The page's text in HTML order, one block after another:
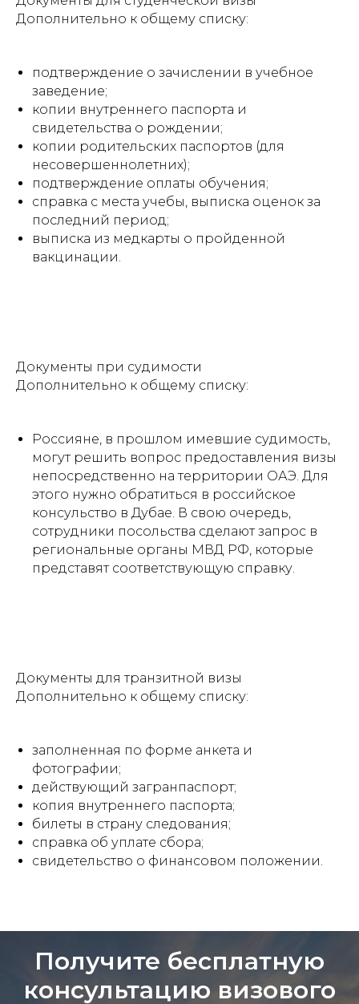
Дополнительно к общему списку:
подтверждение о зачислении в учебное
заведение;
копии внутреннего паспорта и
свидетельства о рождении;
копии родительских паспортов (для
несовершеннолетних);
подтверждение оплаты обучения;
справка с места учебы, выписка оценок за
последний период;
выписка из медкарты о пройденной
вакцинации.
Документы при судимости
Дополнительно к общему списку:
Россияне, в прошлом имевшие судимость,
могут решить вопрос предоставления визы
непосредственно на территории ОАЭ. Для
этого нужно обратиться в российское
консульство в Дубае. В свою очередь,
сотрудники посольства сделают запрос в
региональные органы МВД РФ, которые
представят соответствующую справку.
Документы для транзитной визы
Дополнительно к общему списку:
заполненная по форме анкета и
фотографии;
действующий загранпаспорт;
копия внутреннего паспорта;
билеты в страну следования;
справка об уплате сбора;
свидетельство о финансовом положении.
Получите бесплатную
консультацию визового